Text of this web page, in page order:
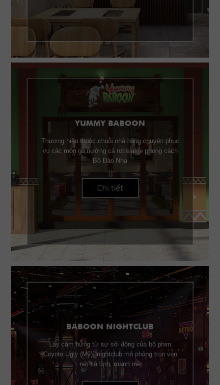
YUMMY BABOON
Thương hiệu thuộc chuỗi nhà hàng chuyên phục
vụ các món gà nướng cà rotisserie phong cách
Bồ Đào Nha
Chi tiết
BABOON NIGHTCLUB
Lấy cảm hứng từ sự sôi động của bộ phim
Coyote Ugly (Mỹ), nightclub mô phỏng trọn vẹn
nét cá tính, mạnh mẽ